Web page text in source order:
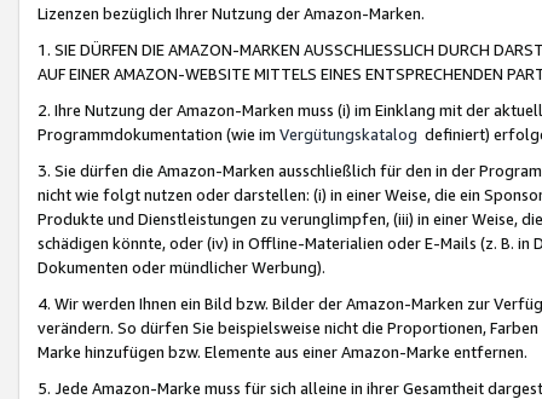
Lizenzen bezüglich Ihrer Nutzung der Amazon-Marken.
1. SIE DÜRFEN DIE AMAZON-MARKEN AUSSCHLIESSLICH DURCH
AUF EINER AMAZON-WEBSITE MITTELS EINES ENTSPRECHENDEN
2. Ihre Nutzung der Amazon-Marken muss (i) im Einklang mit der
Programmdokumentation (wie im Vergütungskatalog definiert)
3. Sie dürfen die Amazon-Marken ausschließlich für den in der
nicht wie folgt nutzen oder darstellen: (i) in einer Weise, die ein
Produkte und Dienstleistungen zu verunglimpfen, (iii) in einer Weise,
schädigen könnte, oder (iv) in Offline-Materialien oder E-Mails (z. B. in
Dokumenten oder mündlicher Werbung).
4. Wir werden Ihnen ein Bild bzw. Bilder der Amazon-Marken zur
verändern. So dürfen Sie beispielsweise nicht die Proportionen,
Marke hinzufügen bzw. Elemente aus einer Amazon-Marke entfernen.
5. Jede Amazon-Marke muss für sich alleine in ihrer Gesamtheit